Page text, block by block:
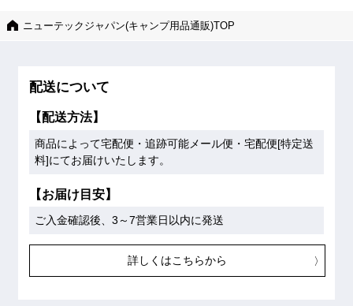
ニューテックジャパン(キャンプ用品通販)TOP
配送について
【配送方法】
商品によって宅配便・追跡可能メール便・宅配便[特定送
料]にてお届けいたします。
【お届け目安】
ご入金確認後、3～7営業日以内に発送
詳しくはこちらから